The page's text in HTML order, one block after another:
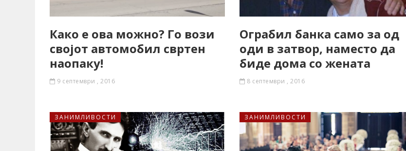
Како е ова можно? Го вози
својот автомобил свртен
наопаку!
9 септември , 2016
Ограбил банка само за од
оди в затвор, наместо да
биде дома со жената
8 септември , 2016
ЗАНИМЛИВОСТИ ЗАНИМЛИВОСТИ